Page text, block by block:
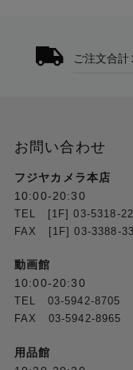
ご注文合計
お問い合わせ
フジヤカメラ本店
10:00-20:30
TEL [1F] 03-5318-
FAX [1F] 03-3388-
動画館
10:00-20:30
TEL 03-5942-8705
FAX 03-5942-8965
用品館